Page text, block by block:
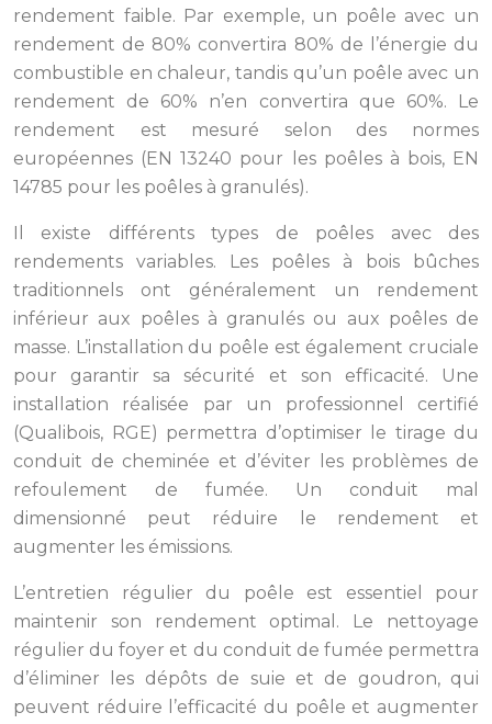
rendement faible. Par exemple, un poêle avec un
rendement de 80% convertira 80% de l’énergie du
combustible en chaleur, tandis qu’un poêle avec un
rendement de 60% n’en convertira que 60%. Le
rendement est mesuré selon des normes
européennes (EN 13240 pour les poêles à bois, EN
14785 pour les poêles à granulés).
Il existe différents types de poêles avec des
rendements variables. Les poêles à bois bûches
traditionnels ont généralement un rendement
inférieur aux poêles à granulés ou aux poêles de
masse. L’installation du poêle est également cruciale
pour garantir sa sécurité et son efficacité. Une
installation réalisée par un professionnel certifié
(Qualibois, RGE) permettra d’optimiser le tirage du
conduit de cheminée et d’éviter les problèmes de
refoulement de fumée. Un conduit mal
dimensionné peut réduire le rendement et
augmenter les émissions.
L’entretien régulier du poêle est essentiel pour
maintenir son rendement optimal. Le nettoyage
régulier du foyer et du conduit de fumée permettra
d’éliminer les dépôts de suie et de goudron, qui
peuvent réduire l’efficacité du poêle et augmenter